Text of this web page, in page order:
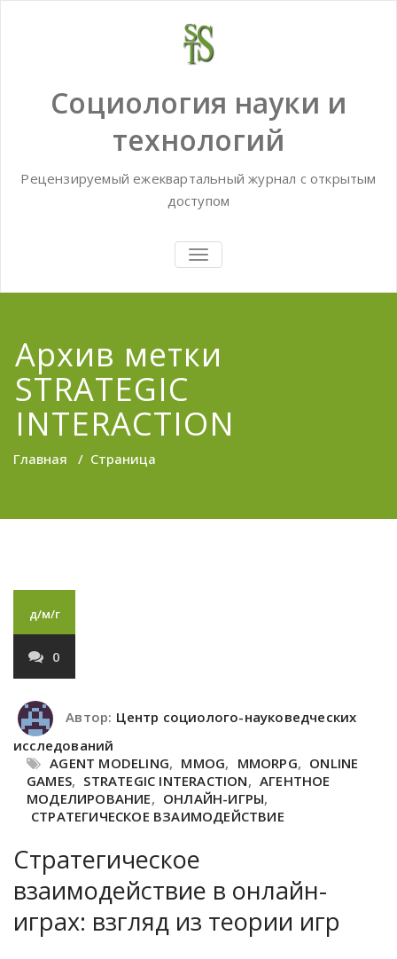
Социология науки и
технологий
Рецензируемый ежеквартальный журнал с открытым
доступом
TOGGLE
NAVIGATION
Архив метки
STRATEGIC
INTERACTION
Главная / Страница
д/м/г
0
Автор: Центр социолого-науковедческих
исследований
AGENT MODELING, MMOG, MMORPG, ONLINE
GAMES, STRATEGIC INTERACTION, АГЕНТНОЕ
МОДЕЛИРОВАНИЕ, ОНЛАЙН-ИГРЫ,
СТРАТЕГИЧЕСКОЕ ВЗАИМОДЕЙСТВИЕ
Стратегическое
взаимодействие в онлайн-
играх: взгляд из теории игр